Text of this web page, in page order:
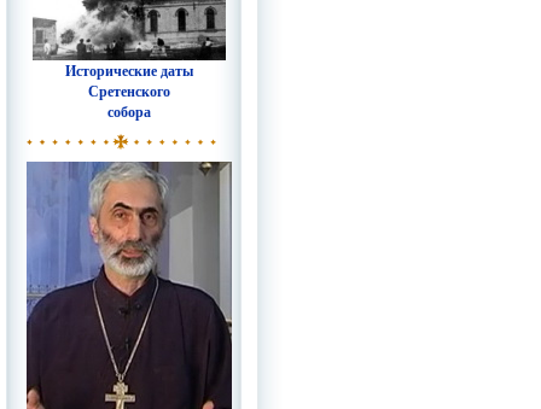
Исторические даты
Сретенского
собора